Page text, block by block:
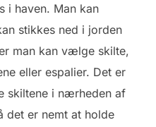
i haven. Man kan
stikkes ned i jorden
man kan vælge skilte,
eller espalier. Det er
skiltene i nærheden af
det er nemt at holde